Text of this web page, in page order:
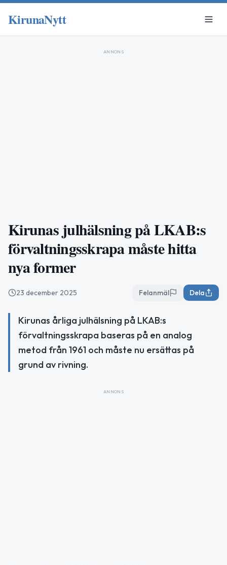
KirunaNytt
ANNONS
Kirunas julhälsning på LKAB:s
förvaltningsskrapa måste hitta
nya former
23 december 2025 Felanmäl Dela
Kirunas årliga julhälsning på LKAB:s
förvaltningsskrapa baseras på en analog
metod från 1961 och måste nu ersättas på
grund av rivning.
ANNONS